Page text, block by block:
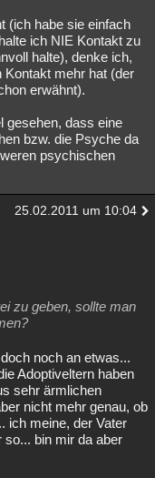
(ich habe sie einfach
ich NIE Kontakt zu
halte), denke ich,
mehr hat (der
erwähnt).
gesehen, dass eine
bzw. die Psyche da
psychischen
25.02.2011 um 10:04
zu geben, sollte man
noch an etwas...
Adoptiveltern haben
sehr ärmlichen
nicht mehr genau, ob
ich meine, der Vater
so... bin mir da aber